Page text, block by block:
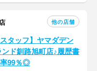
他の店舗
スタッフ】ヤマダデン
ンド釧路旭町店♪履歴書
99％◎